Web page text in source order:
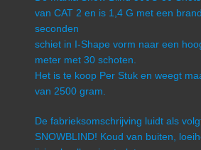
van CAT 2 en is 1,4 G met een
seconden
schiet in I-Shape vorm naar een
meter met 30 schoten.
Het is te koop Per Stuk en weegt
van 2500 gram.
De fabrieksomschrijving luidt als
SNOWBLIND! Koud van buiten,